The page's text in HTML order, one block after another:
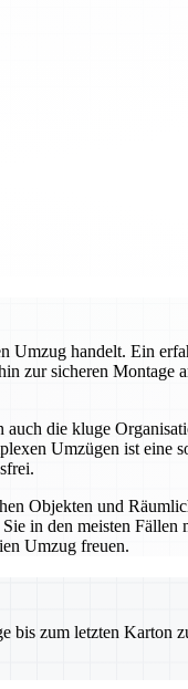
handelt. Ein
sicheren Montage
die kluge
Umzügen ist eine
Objekten und
in den meisten Fällen
Umzug freuen.
bis zum letzten Karton